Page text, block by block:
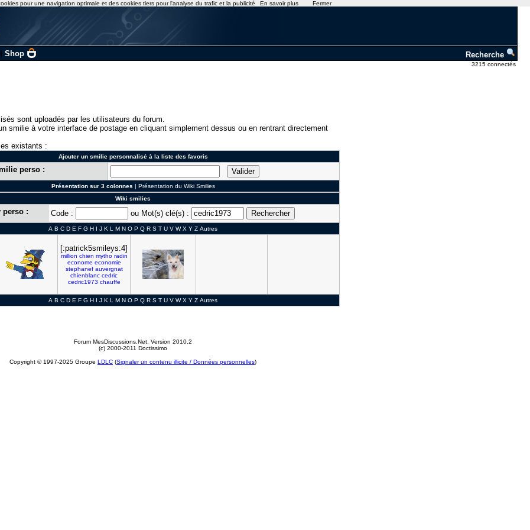
Shop Recherche
3215 connectés
sont uploadés par les utilisateurs du forum.
smilie à votre interface de postage en cliquant simplement dessus ou en rentrant directement
existants :
Ajouter un smilie personnalisé à la liste des favoris
perso :
Présentation sur 3 colonnes | Présentation du Wiki Smilies
Wiki smilies
perso : Code : ou Mot(s) clé(s) :
A B C D E F G H I J K L M N O P Q R S T U V W X Y Z Autres
[:patrick5smileys:4]
million chien mytho radin
econome economie
stephanef auvergnat
chienblanc cedric
cedric1973 chauffe
A B C D E F G H I J K L M N O P Q R S T U V W X Y Z Autres
Forum MesDiscussions.Net , Version 2010.2
(c) 2000-2011 Doctissimo
Copyright © 1997-2025 Groupe LDLC (Signaler un contenu illicite / Données personnelles)
pour une navigation optimale et des cookies tiers pour l'analyse du trafic et la publicité En savoir plus Fermer